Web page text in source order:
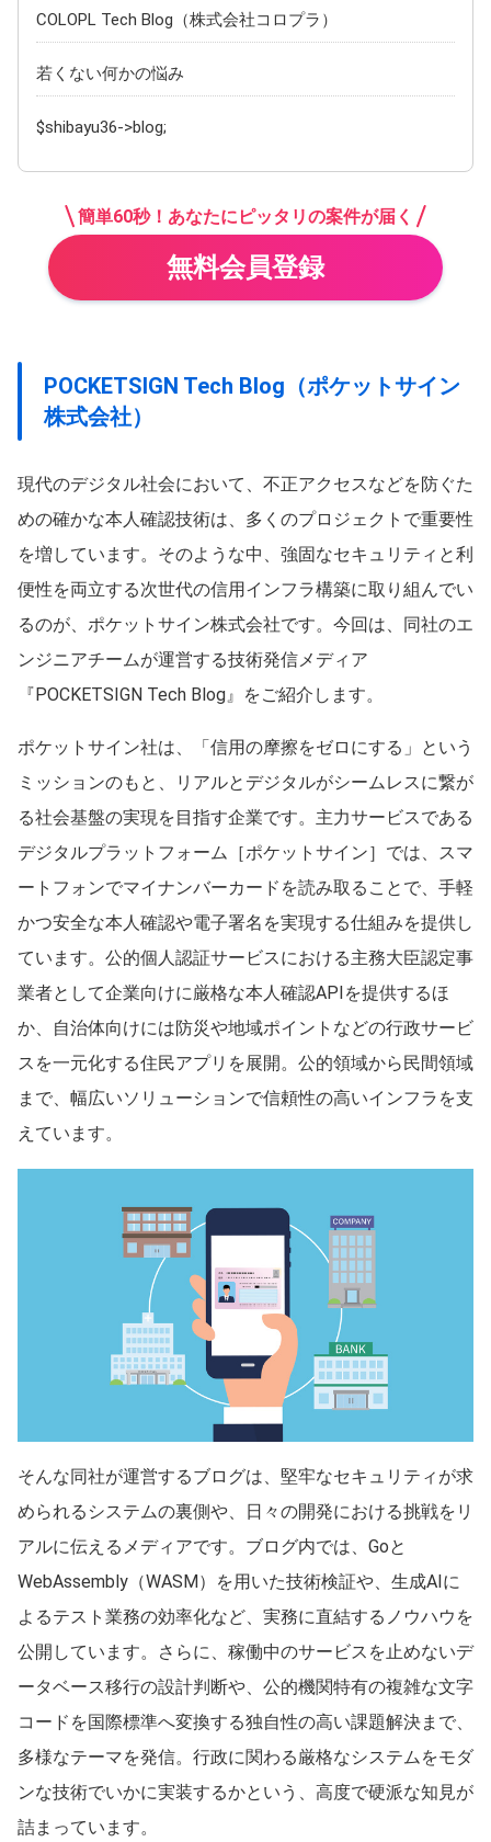
COLOPL Tech Blog（株式会社コロプラ）
若くない何かの悩み
$shibayu36->blog;
簡単60秒！あなたにピッタリの案件が届く
無料会員登録
POCKETSIGN Tech Blog（ポケットサイン
株式会社）
現代のデジタル社会において、不正アクセスなどを防ぐた
めの確かな本人確認技術は、多くのプロジェクトで重要性
を増しています。そのような中、強固なセキュリティと利
便性を両立する次世代の信用インフラ構築に取り組んでい
るのが、ポケットサイン株式会社です。今回は、同社のエ
ンジニアチームが運営する技術発信メディア
『POCKETSIGN Tech Blog』をご紹介します。
ポケットサイン社は、「信用の摩擦をゼロにする」という
ミッションのもと、リアルとデジタルがシームレスに繋が
る社会基盤の実現を目指す企業です。主力サービスである
デジタルプラットフォーム［ポケットサイン］では、スマ
ートフォンでマイナンバーカードを読み取ることで、手軽
かつ安全な本人確認や電子署名を実現する仕組みを提供し
ています。公的個人認証サービスにおける主務大臣認定事
業者として企業向けに厳格な本人確認APIを提供するほ
か、自治体向けには防災や地域ポイントなどの行政サービ
スを一元化する住民アプリを展開。公的領域から民間領域
まで、幅広いソリューションで信頼性の高いインフラを支
えています。
そんな同社が運営するブログは、堅牢なセキュリティが求
められるシステムの裏側や、日々の開発における挑戦をリ
アルに伝えるメディアです。ブログ内では、Goと
WebAssembly（WASM）を用いた技術検証や、生成AIに
よるテスト業務の効率化など、実務に直結するノウハウを
公開しています。さらに、稼働中のサービスを止めないデ
ータベース移行の設計判断や、公的機関特有の複雑な文字
コードを国際標準へ変換する独自性の高い課題解決まで、
多様なテーマを発信。行政に関わる厳格なシステムをモダ
ンな技術でいかに実装するかという、高度で硬派な知見が
詰まっています。